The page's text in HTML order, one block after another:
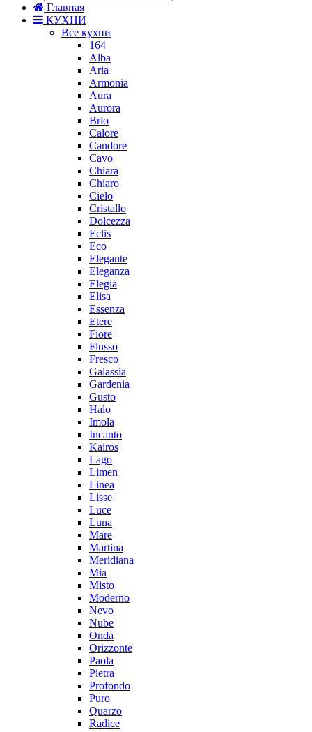
Главная
КУХНИ
Все кухни
164
Alba
Aria
Armonia
Aura
Aurora
Brio
Calore
Candore
Cavo
Chiara
Chiaro
Cielo
Cristallo
Dolcezza
Eclis
Eco
Elegante
Eleganza
Elegia
Elisa
Essenza
Etere
Fiore
Flusso
Fresco
Galassia
Gardenia
Gusto
Halo
Imola
Incanto
Kairos
Lago
Limen
Linea
Lisse
Luce
Luna
Mare
Martina
Meridiana
Mia
Misto
Moderno
Nevo
Nube
Onda
Orizzonte
Paola
Pietra
Profondo
Puro
Quarzo
Radice